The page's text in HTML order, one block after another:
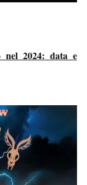
nel 2024: data e